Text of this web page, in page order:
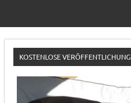
KOSTENLOSE VERÖFFENTLICHUNG